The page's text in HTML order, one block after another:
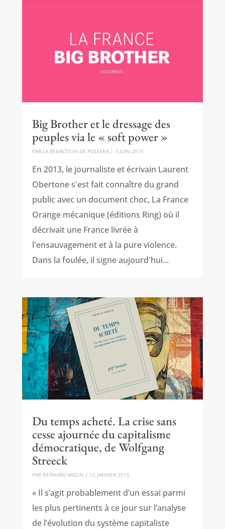
Big Brother et le dressage des
peuples via le « soft power »
PAR LA RÉDACTION DE POLÉMIA| 3 JUIN 2015
En 2013, le journaliste et écrivain Laurent
Obertone s'est fait connaître du grand
public avec un document choc, La France
Orange mécanique (éditions Ring) où il
décrivait une France livrée à
l'ensauvagement et à la pure violence.
Dans la foulée, il signe aujourd'hui...
Du temps acheté. La crise sans
cesse ajournée du capitalisme
démocratique, de Wolfgang
Streeck
PAR BERNARD MAZIN | 15 JANVIER 2015
« Il s’agit probablement d’un essai parmi
les plus pertinents à ce jour sur l’analyse
de l’évolution du système capitaliste